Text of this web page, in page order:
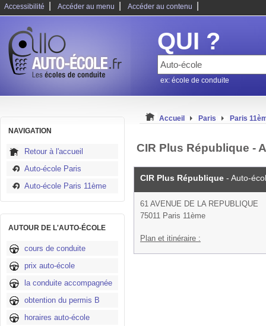
Accessibilité Accéder au menu Accéder au contenu
QUI ?
ex: école de conduite
NAVIGATION
Retour à l'accueil
Auto-école Paris
Auto-école Paris 11ème
AUTOUR DE L'AUTO-ÉCOLE
cours de conduite
prix auto-école
la conduite accompagnée
obtention du permis B
horaires auto-école
Accueil Paris Paris
CIR Plus République -
CIR Plus République - Auto-
61 AVENUE DE LA REPUBLIQUE
75011 Paris 11ème
Plan et itinéraire :